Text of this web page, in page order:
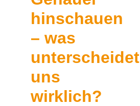
hinschauen
– was
unterscheidet
uns
wirklich?